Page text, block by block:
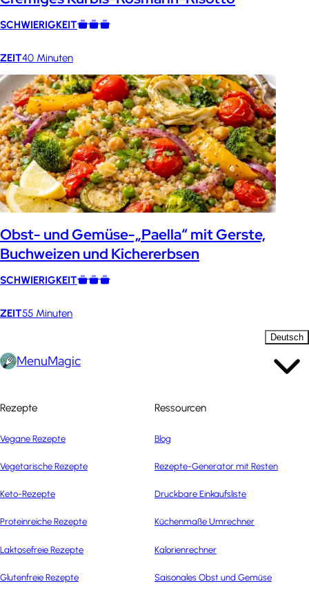
SCHWIERIGKEIT
ZEIT40 Minuten
Obst- und Gemüse-„Paella“ mit Gerste,
Buchweizen und Kichererbsen
SCHWIERIGKEIT
ZEIT55 Minuten
MenuMagic
Deutsch
Rezepte
Vegane Rezepte
Vegetarische Rezepte
Keto-Rezepte
Proteinreiche Rezepte
Laktosefreie Rezepte
Glutenfreie Rezepte
Ressourcen
Blog
Rezepte-Generator mit Resten
Druckbare Einkaufsliste
Küchenmaße Umrechner
Kalorienrechner
Saisonales Obst und Gemüse